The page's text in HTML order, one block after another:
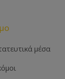
μέσα